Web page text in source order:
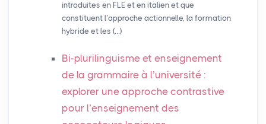
introduites en FLE et en italien et que
constituent l’approche actionnelle, la formation
hybride et les (…)
Bi-plurilinguisme et enseignement
de la grammaire à l’université :
explorer une approche contrastive
pour l’enseignement des